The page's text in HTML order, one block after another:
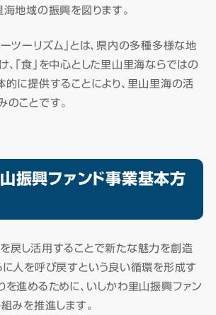
海地域の振興を図ります。
ツーリズム」とは、県内の多種多様な地
「食」を中心とした里山里海ならではの
的に提供することにより、里山里海の活
のことです。
振興ファンド事業基本方
戻し活用することで新たな魅力を創造
に人を呼び戻すという良い循環を形成す
を進めるために、いしかわ里山振興ファン
みを推進します。